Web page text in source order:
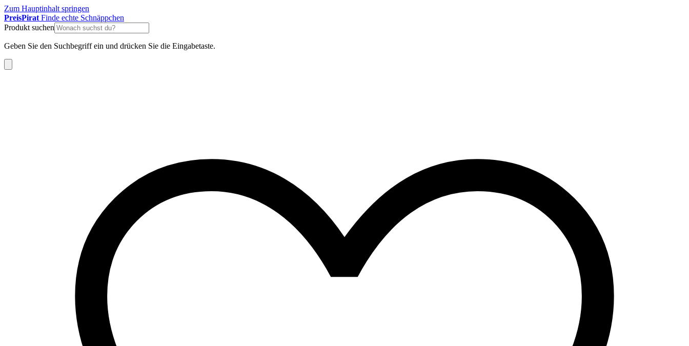
Zum Hauptinhalt springen
PreisPirat Finde echte Schnäppchen
Produkt suchen
Geben Sie den Suchbegriff ein und drücken Sie die Eingabetaste.